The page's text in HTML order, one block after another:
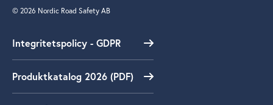
© 2026 Nordic Road Safety AB
Integritetspolicy - GDPR
Produktkatalog 2026 (PDF)